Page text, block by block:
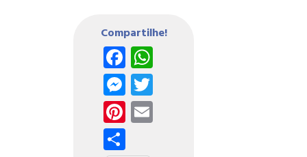
Compartilhe!
Facebook
WhatsApp
Messenger
Twitter
Pinterest
Email
Share